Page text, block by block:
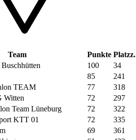
Team Punkte Platzz.
100
34
85
241
TEAM 77
318
Witten 72
297
Team Lüneburg 72
322
KTT 01 72
335
69
361